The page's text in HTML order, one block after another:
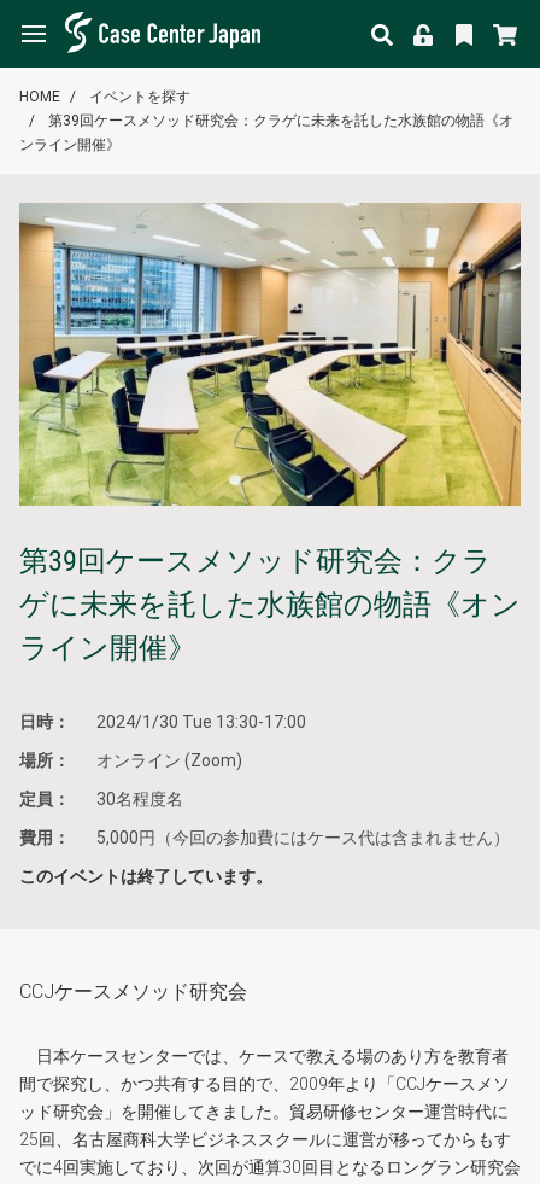
HOME
イベントを探す
第39回ケースメソッド研究会：クラゲに未来を託した水族館の物語《オ
ンライン開催》
第39回ケースメソッド研究会：クラ
ゲに未来を託した水族館の物語《オン
ライン開催》
日時： 2024/1/30 Tue 13:30-17:00
場所： オンライン (Zoom)
定員： 30名程度名
費用： 5,000円（今回の参加費にはケース代は含まれません）
このイベントは終了しています。
CCJケースメソッド研究会
日本ケースセンターでは、ケースで教える場のあり方を教育者
間で探究し、かつ共有する目的で、2009年より「CCJケースメソ
ッド研究会」を開催してきました。貿易研修センター運営時代に
25回、名古屋商科大学ビジネススクールに運営が移ってからもす
でに4回実施しており、次回が通算30回目となるロングラン研究会